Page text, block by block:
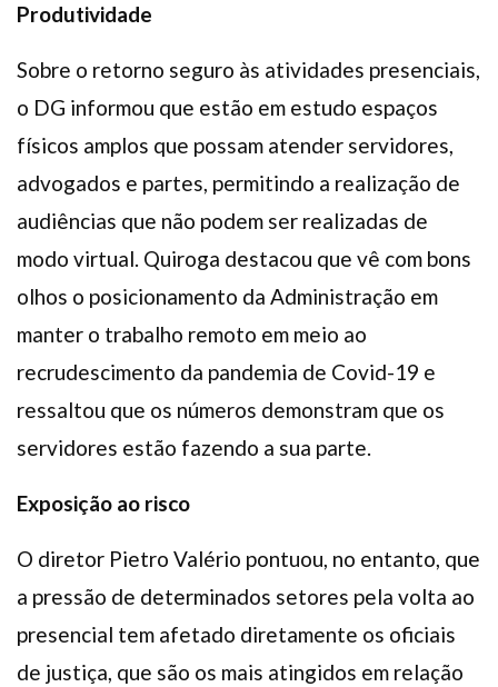
Produtividade
Sobre o retorno seguro às atividades presenciais,
o DG informou que estão em estudo espaços
físicos amplos que possam atender servidores,
advogados e partes, permitindo a realização de
audiências que não podem ser realizadas de
modo virtual. Quiroga destacou que vê com bons
olhos o posicionamento da Administração em
manter o trabalho remoto em meio ao
recrudescimento da pandemia de Covid-19 e
ressaltou que os números demonstram que os
servidores estão fazendo a sua parte.
Exposição ao risco
O diretor Pietro Valério pontuou, no entanto, que
a pressão de determinados setores pela volta ao
presencial tem afetado diretamente os oficiais
de justiça, que são os mais atingidos em relação